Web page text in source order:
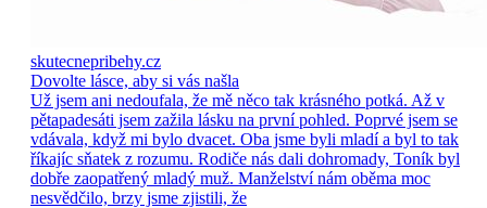
skutecnepribehy.cz
Dovolte lásce, aby si vás našla
Už jsem ani nedoufala, že mě něco tak krásného potká. Až v
pětapadesáti jsem zažila lásku na první pohled. Poprvé jsem se
vdávala, když mi bylo dvacet. Oba jsme byli mladí a byl to tak
říkajíc sňatek z rozumu. Rodiče nás dali dohromady, Toník byl
dobře zaopatřený mladý muž. Manželství nám oběma moc
nesvědčilo, brzy jsme zjistili, že